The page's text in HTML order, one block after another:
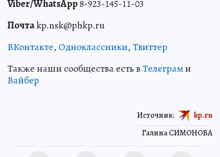
Viber/WhatsApp8-923-145-11-03
Почтаkp.nsk@phkp.ru
ВКонтакте, Одноклассники,Твиттер
Также наши сообщества есть вТелеграми
Вайбер
Галина СИМОНОВА
Источник: kp.ru